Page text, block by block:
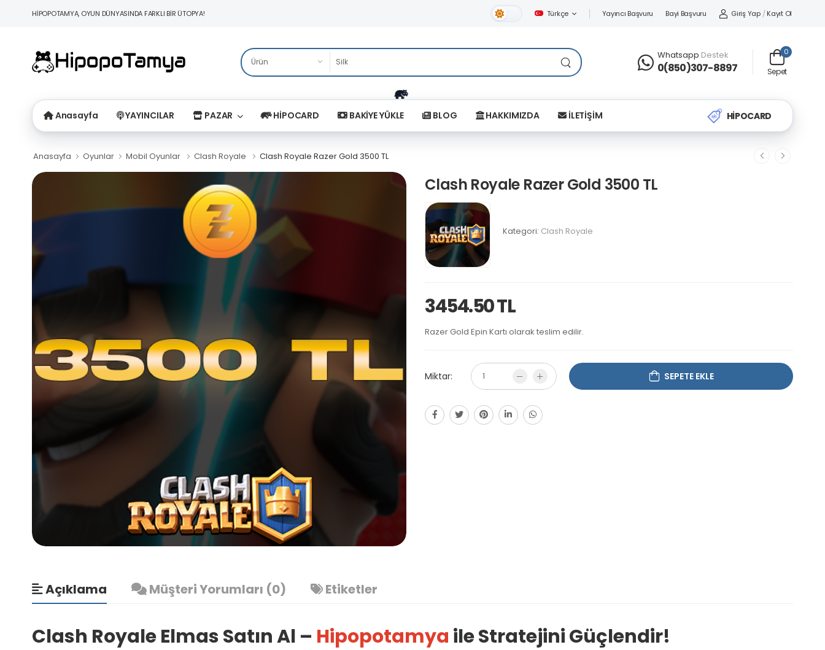
HİPOPOTAMYA, OYUN DÜNYASINDA FARKLI BİR ÜTOPYA! Gündüz Tema Türkçe Yayıncı Başvuru Bayi Başvuru Giriş Yap / Kayıt Ol
Whatsapp Destek
0(850)307-8897
0
Sepet
Anasayfa YAYINCILAR PAZAR HİPOCARD BAKİYE YÜKLE BLOG HAKKIMIZDA İLETİŞİM HİPOCARD
Anasayfa Oyunlar Mobil Oyunlar Clash Royale Clash Royale Razer Gold 3500 TL
Clash Royale Razer Gold 3500 TL
Kategori: Clash Royale
3454.50 TL
Razer Gold Epin Kartı olarak teslim edilir.
Miktar: SEPETE EKLE
Açıklama Müşteri Yorumları (0) Etiketler
Clash Royale Elmas Satın Al – Hipopotamya ile Stratejini Güçlendir!